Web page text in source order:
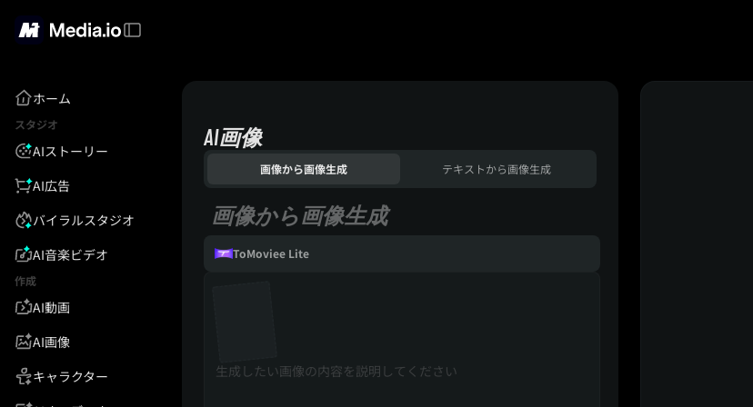
ホーム
スタジオ
AIストーリー
AI広告
バイラルスタジオ
AI音楽ビデオ
作成
AI動画
AI画像
キャラクター
AI画像
画像から画像生成 テキストから画像生成
画像から画像生成
ToMoviee Lite